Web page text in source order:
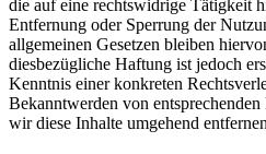
die auf eine rechtswidrige Tätigkeit
Entfernung oder Sperrung der
allgemeinen Gesetzen bleiben
diesbezügliche Haftung ist jedoch
Kenntnis einer konkreten
Bekanntwerden von
wir diese Inhalte umgehend